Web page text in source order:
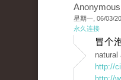
星期一, 06/03/
永久连接
冒个
natural
http://